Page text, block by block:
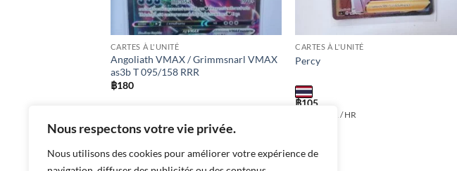
Nous respectons votre vie privée.
Nous utilisons des cookies pour améliorer votre expérience de
CARTES À L'UNITÉ
Angoliath VMAX / Grimmsnarl VMAX
as3b T 095/158 RRR
฿180
as3b T Numéro: 095/158 Rareté: RRR Etat:
CARTES À L'UNITÉ
Percy
฿105
sc1a T / 181 / HR
R Etat: Near Mint